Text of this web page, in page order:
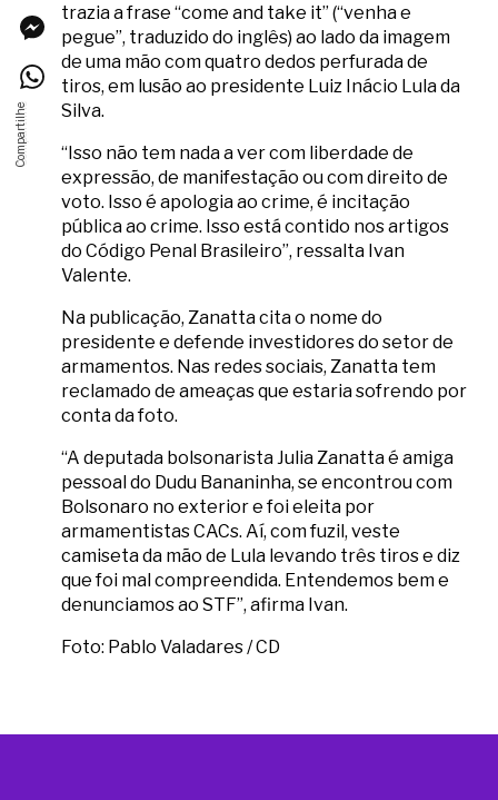
trazia a frase “come and take it” (“venha e
pegue”, traduzido do inglês) ao lado da imagem
de uma mão com quatro dedos perfurada de
tiros, em lusão ao presidente Luiz Inácio Lula da
Silva.
“Isso não tem nada a ver com liberdade de
expressão, de manifestação ou com direito de
voto. Isso é apologia ao crime, é incitação
pública ao crime. Isso está contido nos artigos
do Código Penal Brasileiro”, ressalta Ivan
Valente.
Na publicação, Zanatta cita o nome do
presidente e defende investidores do setor de
armamentos. Nas redes sociais, Zanatta tem
reclamado de ameaças que estaria sofrendo por
conta da foto.
“A deputada bolsonarista Julia Zanatta é amiga
pessoal do Dudu Bananinha, se encontrou com
Bolsonaro no exterior e foi eleita por
armamentistas CACs. Aí, com fuzil, veste
camiseta da mão de Lula levando três tiros e diz
que foi mal compreendida. Entendemos bem e
denunciamos ao STF”, afirma Ivan.
Foto: Pablo Valadares / CD